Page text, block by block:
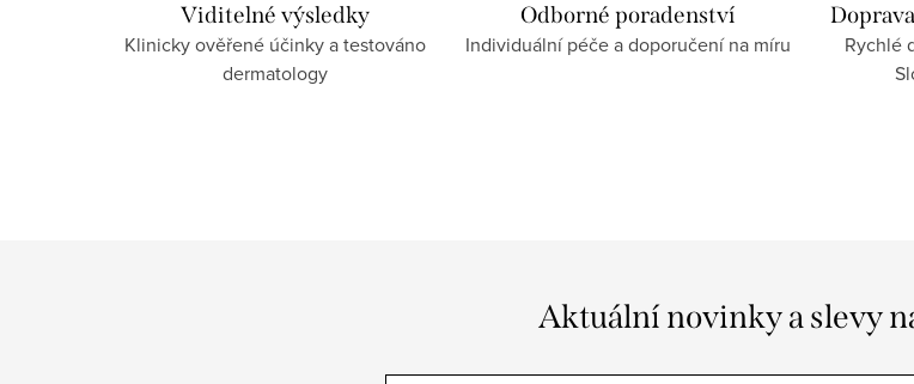
Viditelné výsledky
Klinicky ověřené účinky a testováno
dermatology
Odborné poradenství
Individuální péče a doporučení na míru
Rychlé
Aktuální novinky a slevy